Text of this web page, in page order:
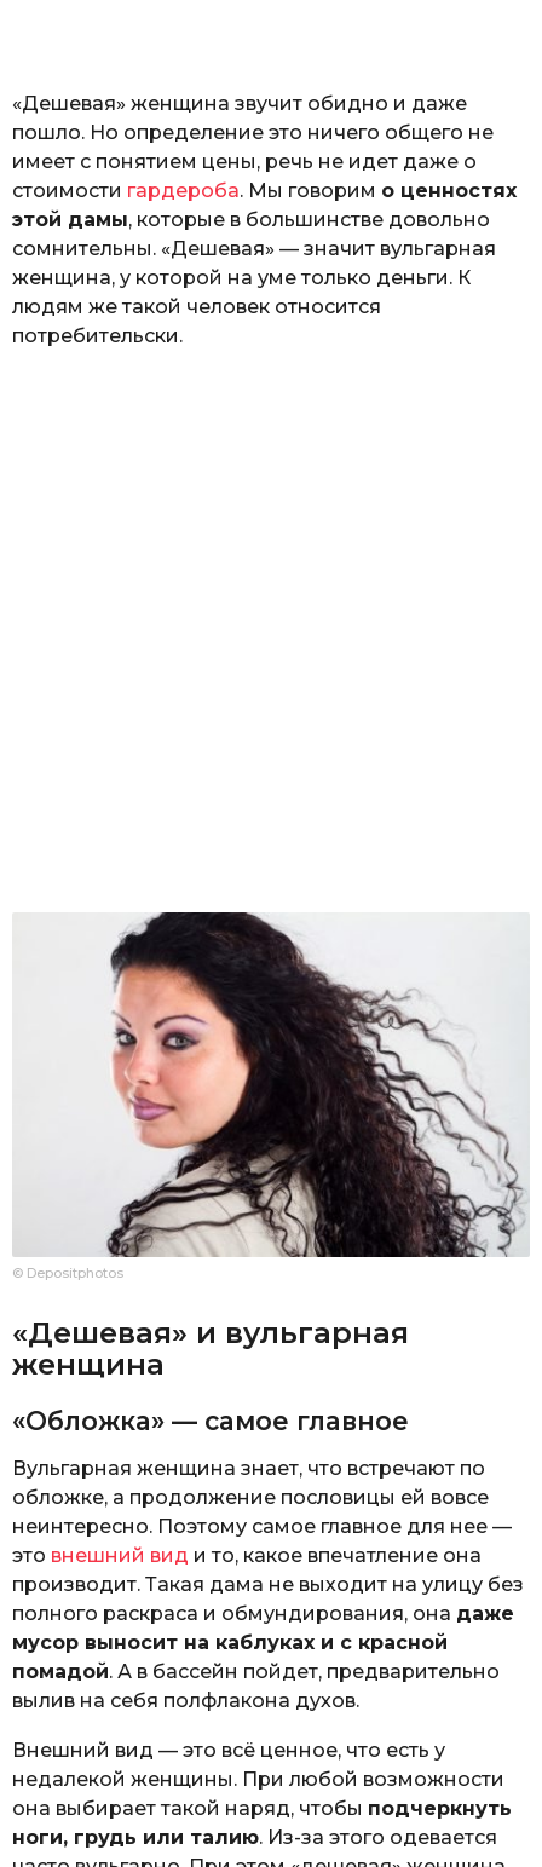
р
к
л
ю
к
«Дешевая» женщина звучит обидно и даже
пошло. Но определение это ничего общего не
имеет с понятием цены, речь не идет даже о
стоимости гардероба. Мы говорим о ценностях
этой дамы, которые в большинстве довольно
сомнительны. «Дешевая» — значит вульгарная
женщина, у которой на уме только деньги. К
людям же такой человек относится
потребительски.
© Depositphotos
«Дешевая» и вульгарная
женщина
«Обложка» — самое главное
Вульгарная женщина знает, что встречают по
обложке, а продолжение пословицы ей вовсе
неинтересно. Поэтому самое главное для нее —
это внешний вид и то, какое впечатление она
производит. Такая дама не выходит на улицу без
полного раскраса и обмундирования, она даже
мусор выносит на каблуках и с красной
помадой. А в бассейн пойдет, предварительно
вылив на себя полфлакона духов.
Внешний вид — это всё ценное, что есть у
недалекой женщины. При любой возможности
она выбирает такой наряд, чтобы подчеркнуть
ноги, грудь или талию. Из-за этого одевается